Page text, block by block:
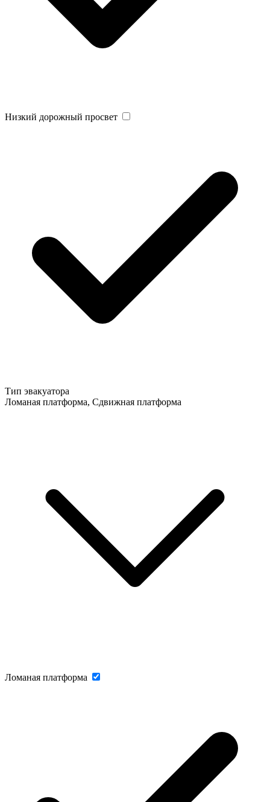
Низкий дорожный просвет
Тип эвакуатора
Ломаная платформа, Сдвижная платформа
Ломаная платформа